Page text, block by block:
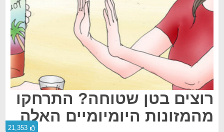
רוצים בטן שטוחה? התרחקו
מהמזונות היומיומיים האלה
21,353